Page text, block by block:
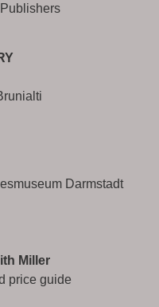
Darmstadt
Miller
price guide